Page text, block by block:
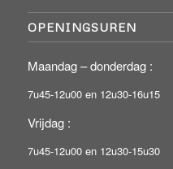
OPENINGSUREN
Maandag – donderdag :
7u45-12u00 en 12u30-16u15
Vrijdag :
7u45-12u00 en 12u30-15u30